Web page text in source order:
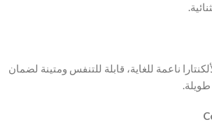
ناعمة للغاية، قابلة للتنفس ومتينة لضمان